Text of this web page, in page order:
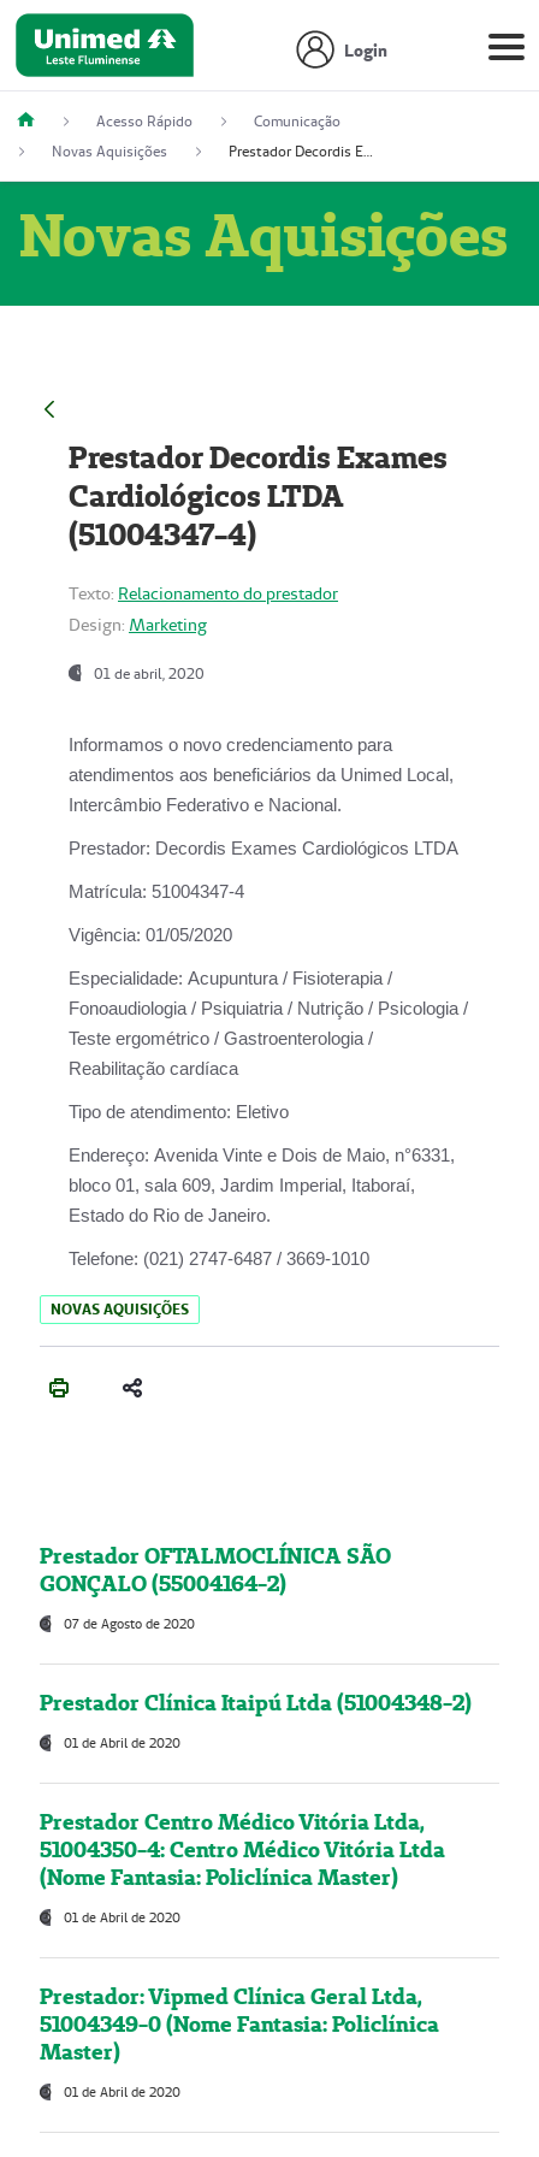
Login
Acesso Rápido
Comunicação
Novas Aquisições
Prestador Decordis Exames Cardiológicos LTDA (51004347-4)
Novas Aquisições
Prestador Decordis Exames
Cardiológicos LTDA
(51004347-4)
Texto: Relacionamento do prestador
Design: Marketing
01 de abril, 2020
Informamos o novo credenciamento para
atendimentos aos beneficiários da Unimed Local,
Intercâmbio Federativo e Nacional.
Prestador: Decordis Exames Cardiológicos LTDA
Matrícula: 51004347-4
Vigência: 01/05/2020
Especialidade: Acupuntura / Fisioterapia /
Fonoaudiologia / Psiquiatria / Nutrição / Psicologia /
Teste ergométrico / Gastroenterologia /
Reabilitação cardíaca
Tipo de atendimento: Eletivo
Endereço: Avenida Vinte e Dois de Maio, n°6331,
bloco 01, sala 609, Jardim Imperial, Itaboraí,
Estado do Rio de Janeiro.
Telefone: (021) 2747-6487 / 3669-1010
NOVAS AQUISIÇÕES
Prestador OFTALMOCLÍNICA SÃO
GONÇALO (55004164-2)
07 de Agosto de 2020
Prestador Clínica Itaipú Ltda (51004348-2)
01 de Abril de 2020
Prestador Centro Médico Vitória Ltda,
51004350-4: Centro Médico Vitória Ltda
(Nome Fantasia: Policlínica Master)
01 de Abril de 2020
Prestador: Vipmed Clínica Geral Ltda,
51004349-0 (Nome Fantasia: Policlínica
Master)
01 de Abril de 2020